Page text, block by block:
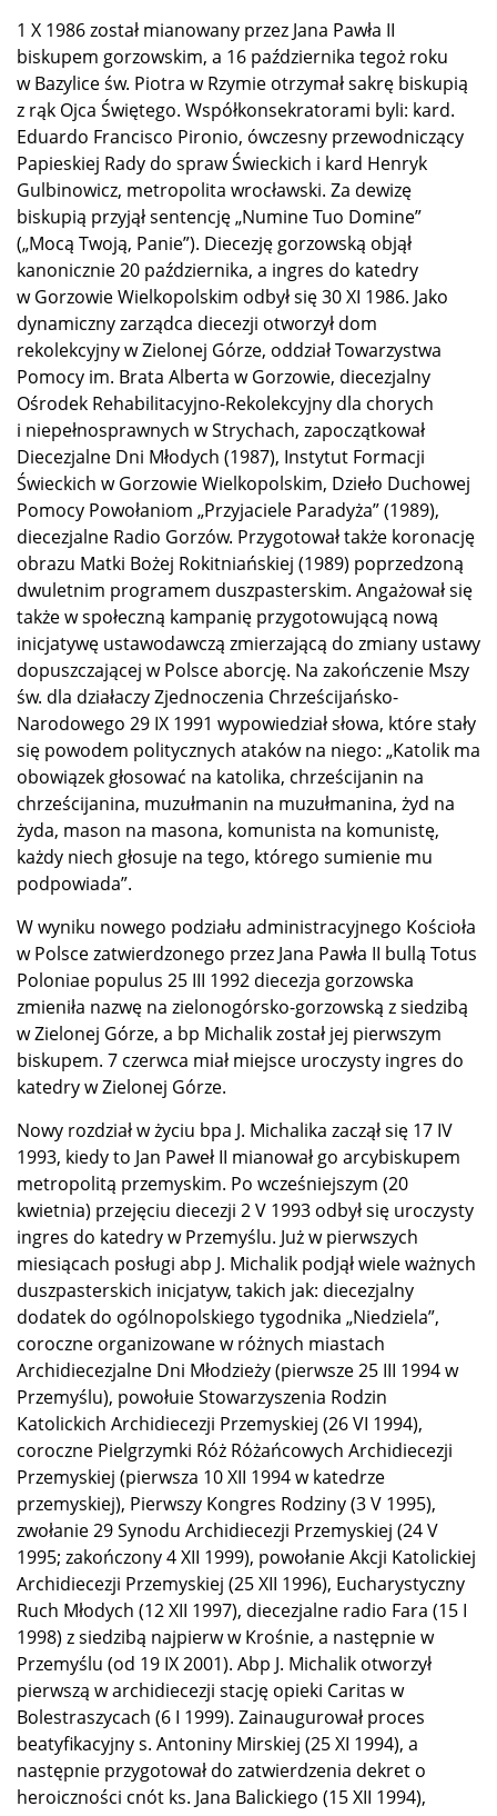
1 X 1986 został mianowany przez Jana Pawła II
biskupem gorzowskim, a 16 października tegoż roku
w Bazylice św. Piotra w Rzymie otrzymał sakrę biskupią
z rąk Ojca Świętego. Współkonsekratorami byli: kard.
Eduardo Francisco Pironio, ówczesny przewodniczący
Papieskiej Rady do spraw Świeckich i kard Henryk
Gulbinowicz, metropolita wrocławski. Za dewizę
biskupią przyjął sentencję „Numine Tuo Domine”
(„Mocą Twoją, Panie”). Diecezję gorzowską objął
kanonicznie 20 października, a ingres do katedry
w Gorzowie Wielkopolskim odbył się 30 XI 1986. Jako
dynamiczny zarządca diecezji otworzył dom
rekolekcyjny w Zielonej Górze, oddział Towarzystwa
Pomocy im. Brata Alberta w Gorzowie, diecezjalny
Ośrodek Rehabilitacyjno-Rekolekcyjny dla chorych
i niepełnosprawnych w Strychach, zapoczątkował
Diecezjalne Dni Młodych (1987), Instytut Formacji
Świeckich w Gorzowie Wielkopolskim, Dzieło Duchowej
Pomocy Powołaniom „Przyjaciele Paradyża” (1989),
diecezjalne Radio Gorzów. Przygotował także koronację
obrazu Matki Bożej Rokitniańskiej (1989) poprzedzoną
dwuletnim programem duszpasterskim. Angażował się
także w społeczną kampanię przygotowującą nową
inicjatywę ustawodawczą zmierzającą do zmiany ustawy
dopuszczającej w Polsce aborcję. Na zakończenie Mszy
św. dla działaczy Zjednoczenia Chrześcijańsko-
Narodowego 29 IX 1991 wypowiedział słowa, które stały
się powodem politycznych ataków na niego: „Katolik ma
obowiązek głosować na katolika, chrześcijanin na
chrześcijanina, muzułmanin na muzułmanina, żyd na
żyda, mason na masona, komunista na komunistę,
każdy niech głosuje na tego, którego sumienie mu
podpowiada”.
W wyniku nowego podziału administracyjnego Kościoła
w Polsce zatwierdzonego przez Jana Pawła II bullą Totus
Poloniae populus 25 III 1992 diecezja gorzowska
zmieniła nazwę na zielonogórsko-gorzowską z siedzibą
w Zielonej Górze, a bp Michalik został jej pierwszym
biskupem. 7 czerwca miał miejsce uroczysty ingres do
katedry w Zielonej Górze.
Nowy rozdział w życiu bpa J. Michalika zaczął się 17 IV
1993, kiedy to Jan Paweł II mianował go arcybiskupem
metropolitą przemyskim. Po wcześniejszym (20
kwietnia) przejęciu diecezji 2 V 1993 odbył się uroczysty
ingres do katedry w Przemyślu. Już w pierwszych
miesiącach posługi abp J. Michalik podjął wiele ważnych
duszpasterskich inicjatyw, takich jak: diecezjalny
dodatek do ogólnopolskiego tygodnika „Niedziela”,
coroczne organizowane w różnych miastach
Archidiecezjalne Dni Młodzieży (pierwsze 25 III 1994 w
Przemyślu), powołuie Stowarzyszenia Rodzin
Katolickich Archidiecezji Przemyskiej (26 VI 1994),
coroczne Pielgrzymki Róż Różańcowych Archidiecezji
Przemyskiej (pierwsza 10 XII 1994 w katedrze
przemyskiej), Pierwszy Kongres Rodziny (3 V 1995),
zwołanie 29 Synodu Archidiecezji Przemyskiej (24 V
1995; zakończony 4 XII 1999), powołanie Akcji Katolickiej
Archidiecezji Przemyskiej (25 XII 1996), Eucharystyczny
Ruch Młodych (12 XII 1997), diecezjalne radio Fara (15 I
1998) z siedzibą najpierw w Krośnie, a następnie w
Przemyślu (od 19 IX 2001). Abp J. Michalik otworzył
pierwszą w archidiecezji stację opieki Caritas w
Bolestraszycach (6 I 1999). Zainaugurował proces
beatyfikacyjny s. Antoniny Mirskiej (25 XI 1994), a
następnie przygotował do zatwierdzenia dekret o
heroiczności cnót ks. Jana Balickiego (15 XII 1994),